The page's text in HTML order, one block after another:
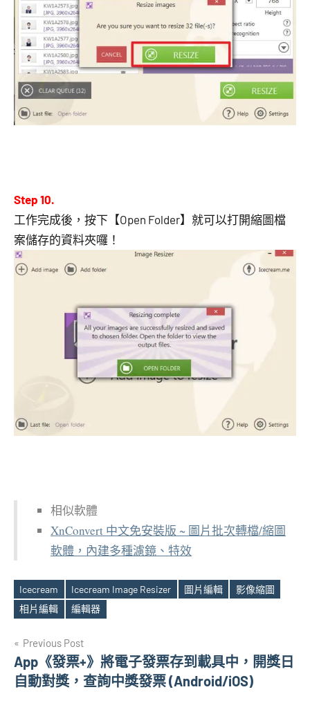
Step 10.
工作完成後，按下【Open Folder】就可以打開縮圖檔
案儲存的資料夾囉！
相似軟體
XnConvert 中文免安裝版 ~ 圖片批次轉檔/縮圖
軟體，內建多種濾鏡、特效
Tags
Icecream Icecream Image Resizer 圖片編輯
影像縮圖
相片編輯
編輯器
文
章
Previous Post
App《發票+》將電子發票存到載具中，開獎日
自動對獎，查詢中獎發票 (Android/iOS)